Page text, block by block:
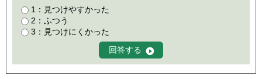
1：見つけやすかった
2：ふつう
3：見つけにくかった